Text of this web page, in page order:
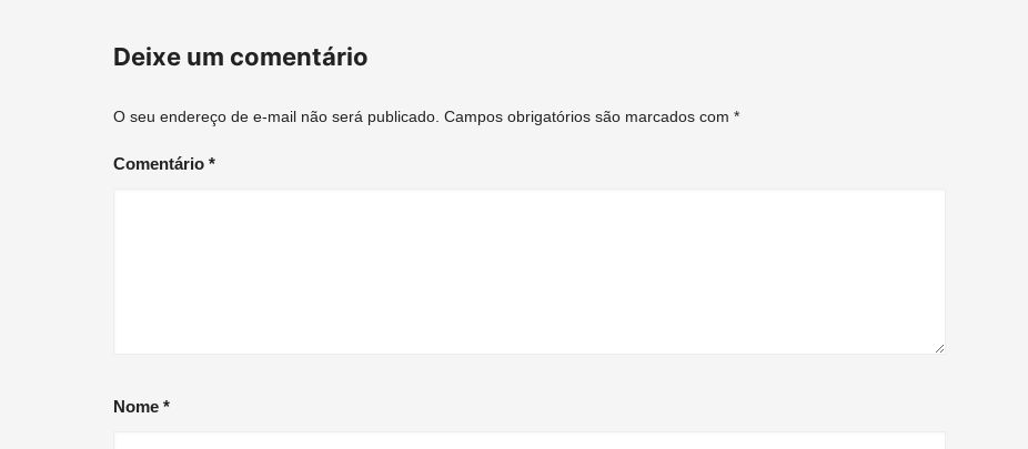
Deixe um comentário
O seu endereço de e-mail não será publicado. Campos obrigatórios são marcados com *
Comentário *
Nome *